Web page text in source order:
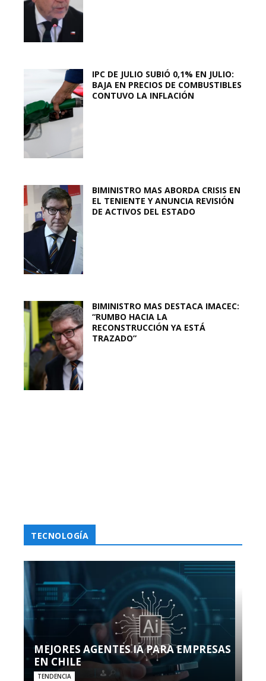
IPC DE JULIO SUBIÓ 0,1% EN JULIO:
BAJA EN PRECIOS DE COMBUSTIBLES
CONTUVO LA INFLACIÓN
BIMINISTRO MAS ABORDA CRISIS EN
EL TENIENTE Y ANUNCIA REVISIÓN
DE ACTIVOS DEL ESTADO
BIMINISTRO MAS DESTACA IMACEC:
“RUMBO HACIA LA
RECONSTRUCCIÓN YA ESTÁ
TRAZADO”
TECNOLOGÍA
MEJORES AGENTES IA PARA EMPRESAS
EN CHILE
TENDENCIA